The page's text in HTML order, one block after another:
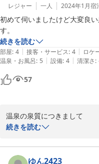
レジャー 一人 2024年1月宿
初めて伺いましたけど大変良
す。
続きを読む
部屋: 4 | 接客・サービス: 4 | ロケ
温泉・お風呂: 5 | 設備: 4 | 清潔さ:
57
温泉の泉質につきまして
ご満足頂けた様で大変うれし
2024-03-09
続きを読む
ゆん2423